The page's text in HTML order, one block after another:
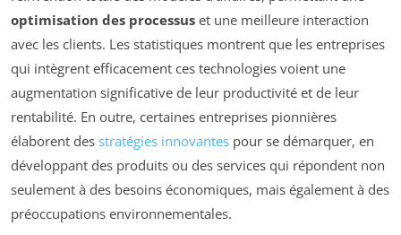
optimisation des processus et une meilleure interaction
avec les clients. Les statistiques montrent que les entreprises
qui intègrent efficacement ces technologies voient une
augmentation significative de leur productivité et de leur
rentabilité. En outre, certaines entreprises pionnières
élaborent des stratégies innovantes pour se démarquer, en
développant des produits ou des services qui répondent non
seulement à des besoins économiques, mais également à des
préoccupations environnementales.